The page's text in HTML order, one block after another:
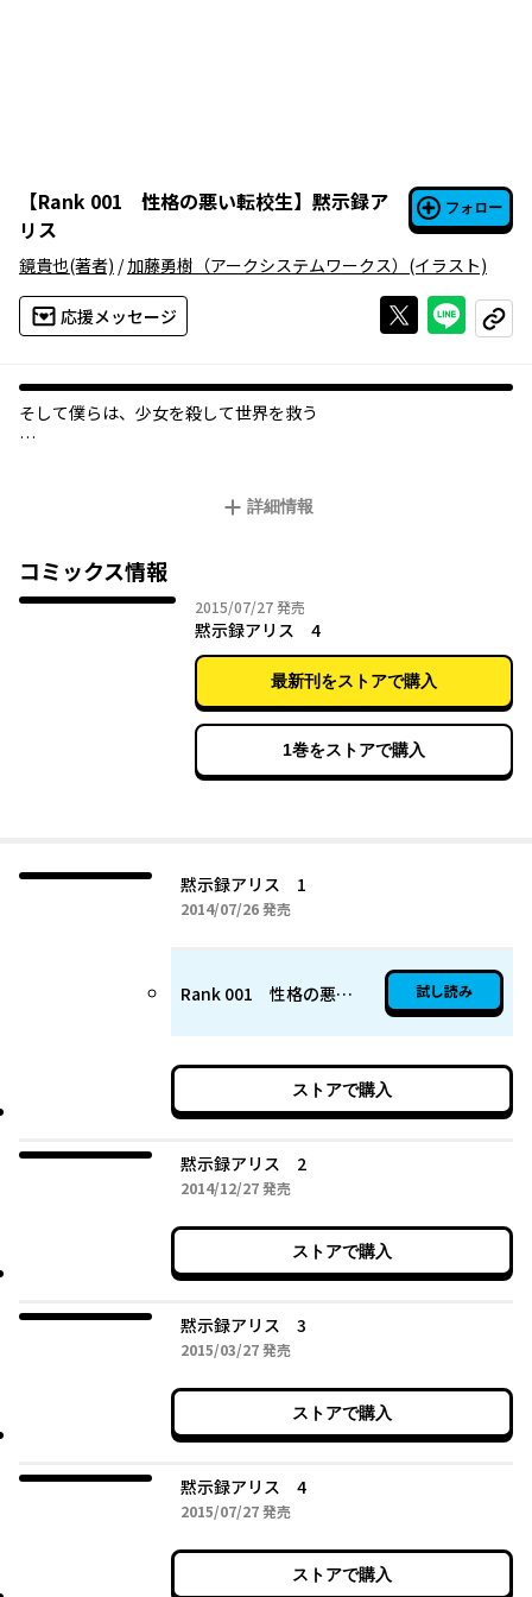
【Rank 001 性格の悪い転校生】 黙示録ア
リス
フォロー
鏡貴也(著者) /加藤勇樹（アークシステムワークス） (イラスト)
応援メッセージ Xで投稿する
ライン
コピー
――そして僕らは、少女を殺して世界を救う
それは少女だけがかかる、最悪の病気《迷宮病》のせいで。
「世界とかまるで興味ないんで勘弁してください。正直暑苦しい
ですよ」
そう言い放つ史上最悪の主人公・真之介は、
迷宮を攻略し、生存して帰還することができるのか!?
「終わりのセラフ」「伝説の勇者の伝説」の鏡貴也による
異色の迷宮突破型学園ファンタジー、ここに開幕!!
詳細情報
コミックス情報
2015/07/272015年07月27日
発売
黙示録アリス 4
最新刊をストアで購入
1巻をストアで購入
黙示録アリス 1
2014/07/262014年07月26日
発売
Rank 001 性格の悪い転校生 試し読み
ストアで購入
黙示録アリス 2
2014/12/272014年12月27日
発売
ストアで購入
黙示録アリス 3
2015/03/272015年03月27日
発売
ストアで購入
黙示録アリス 4
2015/07/272015年07月27日
発売
ストアで購入